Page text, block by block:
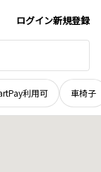
ログイン新規登録
利用可 車椅子